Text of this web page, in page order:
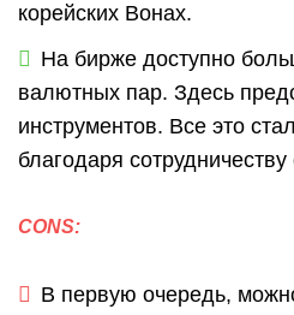
корейских Вонах.
На бирже доступно
валютных пар. Здесь
инструментов. Все это
благодаря сотрудничеству
CONS:
В первую очередь,